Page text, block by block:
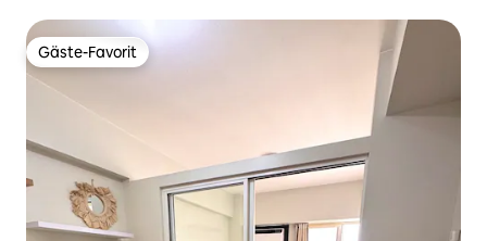
Gäste-Favorit
Gäste-Favorit